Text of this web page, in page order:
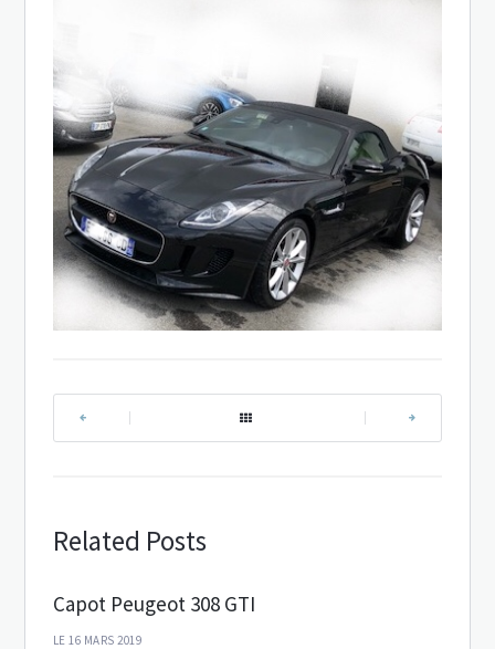
| |
Related Posts
Capot Peugeot 308 GTI
LE 16 MARS 2019